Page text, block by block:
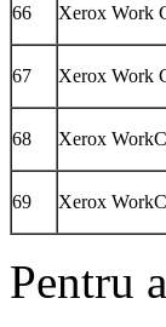
66 Xerox Work
67 Xerox Work
68 Xerox
69 Xerox
Pentru